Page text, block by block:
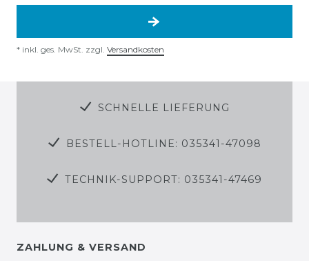
* inkl. ges. MwSt. zzgl. Versandkosten
SCHNELLE LIEFERUNG
BESTELL-HOTLINE: 035341-47098
TECHNIK-SUPPORT: 035341-47469
ZAHLUNG & VERSAND